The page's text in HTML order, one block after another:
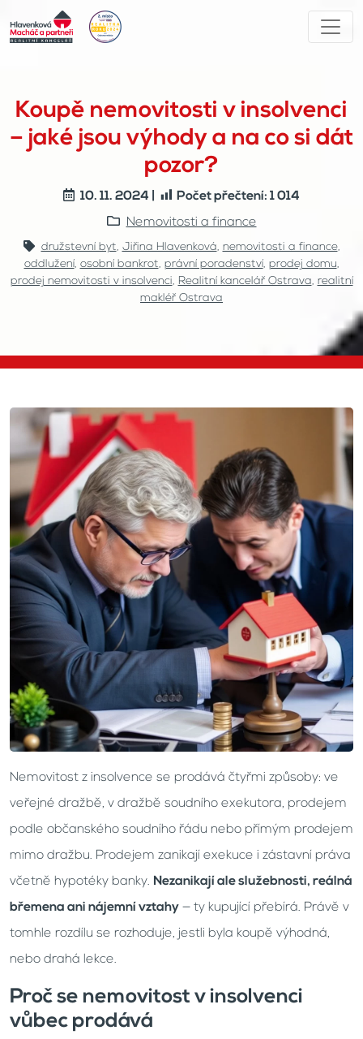
Koupě nemovitosti v insolvenci
– jaké jsou výhody a na co si dát
pozor?
10. 11. 2024 | Počet přečtení: 1 014
Nemovitosti a finance
družstevní byt, Jiřina Hlavenková, nemovitosti a finance,
oddlužení, osobní bankrot, právní poradenství, prodej domu,
prodej nemovitosti v insolvenci, Realitní kancelář Ostrava, realitní
makléř Ostrava
Nemovitost z insolvence se prodává čtyřmi způsoby: ve
veřejné dražbě, v dražbě soudního exekutora, prodejem
podle občanského soudního řádu nebo přímým prodejem
mimo dražbu. Prodejem zanikají exekuce i zástavní práva
včetně hypotéky banky. Nezanikají ale služebnosti, reálná
břemena ani nájemní vztahy — ty kupující přebírá. Právě v
tomhle rozdílu se rozhoduje, jestli byla koupě výhodná,
nebo drahá lekce.
Proč se nemovitost v insolvenci
vůbec prodává